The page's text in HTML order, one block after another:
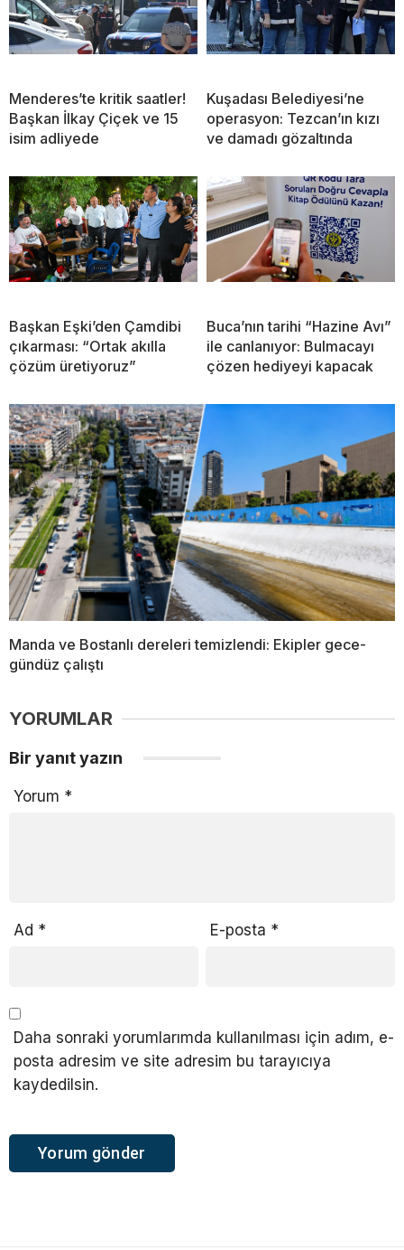
Menderes’te kritik saatler!
Başkan İlkay Çiçek ve 15
isim adliyede
Kuşadası Belediyesi’ne
operasyon: Tezcan’ın kızı
ve damadı gözaltında
Başkan Eşki’den Çamdibi
çıkarması: “Ortak akılla
çözüm üretiyoruz”
Buca’nın tarihi “Hazine Avı”
ile canlanıyor: Bulmacayı
çözen hediyeyi kapacak
Manda ve Bostanlı dereleri temizlendi: Ekipler gece-
gündüz çalıştı
YORUMLAR
Bir yanıt yazın
Yorum *
Ad * E-posta *
Daha sonraki yorumlarımda kullanılması için adım, e-
posta adresim ve site adresim bu tarayıcıya
kaydedilsin.